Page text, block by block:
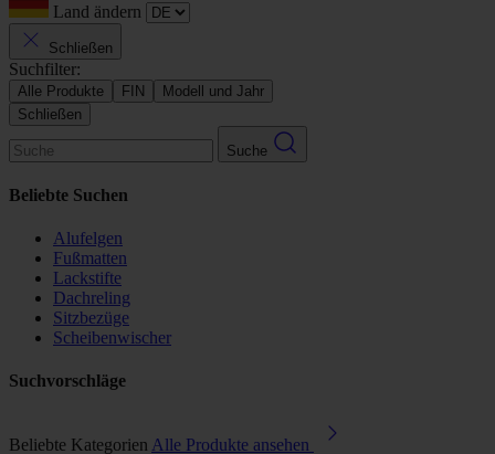
Land ändern
Schließen
Suchfilter:
Alle Produkte FIN
Modell und Jahr
Schließen
Suche
Beliebte Suchen
Alufelgen
Fußmatten
Lackstifte
Dachreling
Sitzbezüge
Scheibenwischer
Suchvorschläge
Beliebte Kategorien Alle Produkte ansehen